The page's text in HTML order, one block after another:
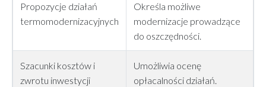
Propozycje działań
termomodernizacyjnych
Określa możliwe
modernizacje prowadzące
do oszczędności.
Szacunki kosztów i
zwrotu inwestycji
Umożliwia ocenę
opłacalności działań.